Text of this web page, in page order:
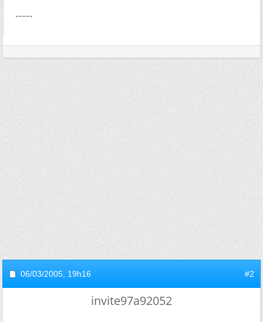
-----
06/03/2005, 19h16 #2
invite97a92052